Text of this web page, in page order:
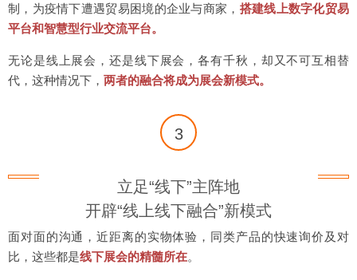
制，为疫情下遭遇贸易困境的企业与商家， 搭建线上数字化贸易
平台和智慧型行业交流平台。
无论是线上展会，还是线下展会，各有千秋，却又不可互相替
代，这种情况下， 两者的融合将成为展会新模式。
3
立足“线下”主阵地
开辟“线上线下融合”新模式
面对面的沟通，近距离的实物体验，同类产品的快速询价及对
比，这些都是线下展会的精髓所在。